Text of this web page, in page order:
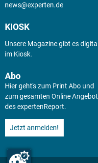
news@experten.de
KIOSK
Unsere Magazine gibt es digital
im Kiosk.
Abo
Hier geht's zum Print Abo und
zum gesamten Online Angebot
des expertenReport.
Jetzt anmelden!